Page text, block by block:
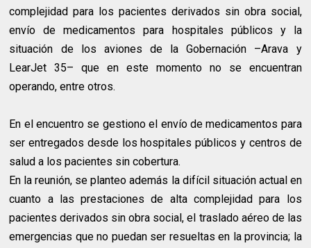
complejidad para los pacientes derivados sin obra social,
envío de medicamentos para hospitales públicos y la
situación de los aviones de la Gobernación –Arava y
LearJet 35– que en este momento no se encuentran
operando, entre otros.
En el encuentro se gestiono el envío de medicamentos para
ser entregados desde los hospitales públicos y centros de
salud a los pacientes sin cobertura.
En la reunión, se planteo además la difícil situación actual en
cuanto a las prestaciones de alta complejidad para los
pacientes derivados sin obra social, el traslado aéreo de las
emergencias que no puedan ser resueltas en la provincia; la